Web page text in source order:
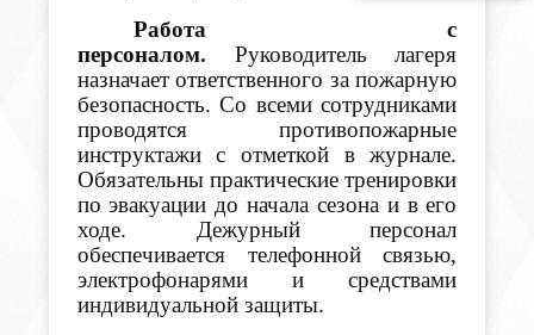
Работа с
персоналом. Руководитель лагеря
назначает ответственного за пожарную
безопасность. Со всеми сотрудниками
проводятся противопожарные
инструктажи с отметкой в журнале.
Обязательны практические тренировки
по эвакуации до начала сезона и в его
ходе. Дежурный персонал
обеспечивается телефонной связью,
электрофонарями и средствами
индивидуальной защиты.